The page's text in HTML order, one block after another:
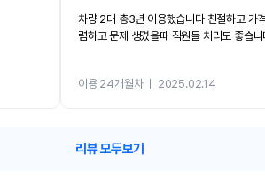
차량 2대 총3년 이용했습니다 친절하고 가
렴하고 문제 생겼을때 직원들 처리도 좋습니
이용 24개월차ㅣ 2025.02.14
리뷰 모두보기